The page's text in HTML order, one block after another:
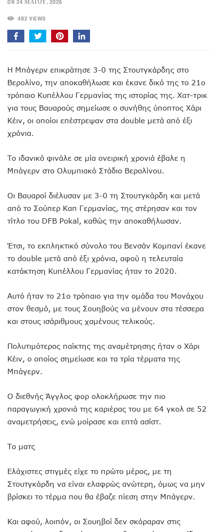
ON 24 ΜΑΪ́ΟΥ, 2026
482 VIEWS
Η Μπάγερν επικράτησε 3-0 της Στουτγκάρδης στο
Βερολίνο, την αποκαθήλωσε και έκανε δικό της το 21ο
τρόπαιο Κυπέλλου Γερμανίας της ιστορίας της. Χατ-τρικ
για τους Βαυαρούς σημείωσε ο συνήθης ύποπτος Χάρι
Κέιν, οι οποίοι επέστρεψαν στα double μετά από έξι
χρόνια.
Το ιδανικό φινάλε σε μία ονειρική χρονιά έβαλε η
Μπάγερν στο Ολυμπιακό Στάδιο Βερολίνου.
Οι Βαυαροί διέλυσαν με 3-0 τη Στουτγκάρδη και μετά
από το Σούπερ Καπ Γερμανίας, της στέρησαν και τον
τίτλο του DFB Pokal, καθώς την αποκαθήλωσαν.
Έτσι, το εκπληκτικό σύνολο του Βενσάν Κομπανί έκανε
το double μετά από έξι χρόνια, αφού η τελευταία
κατάκτηση Κυπέλλου Γερμανίας ήταν το 2020.
Αυτό ήταν το 21ο τρόπαιο για την ομάδα του Μονάχου
στον θεσμό, με τους Σουηβούς να μένουν στα τέσσερα
και στους ισάριθμους χαμένους τελικούς.
Πολυτιμότερος παίκτης της αναμέτρησης ήταν ο Χάρι
Κέιν, ο οποίος σημείωσε και τα τρία τέρματα της
Μπάγερν.
Ο διεθνής Άγγλος φορ ολοκλήρωσε την πιο
παραγωγική χρονιά της καριέρας του με 64 γκολ σε 52
αναμετρήσεις, ενώ μοίρασε και επτά ασίστ.
Το ματς
Ελάχιστες στιγμές είχε το πρώτο μέρος, με τη
Στουτγκάρδη να είναι ελαφρώς ανώτερη, όμως να μην
βρίσκει το τέρμα που θα έβαζε πίεση στην Μπάγερν.
Και αφού, λοιπόν, οι Σουηβοί δεν σκόραραν στις